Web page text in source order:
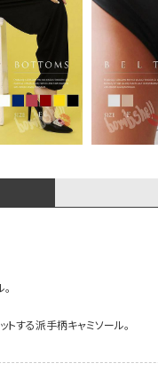
する派手柄キャミソール。